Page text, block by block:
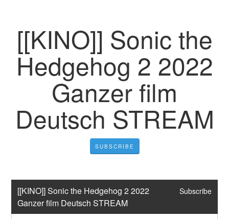
[[KINO]] Sonic the
Hedgehog 2 2022
Ganzer film
Deutsch STREAM
SUBSCRIBE
[[KINO]] Sonic the Hedgehog 2 2022
Ganzer film Deutsch STREAM
Subscribe